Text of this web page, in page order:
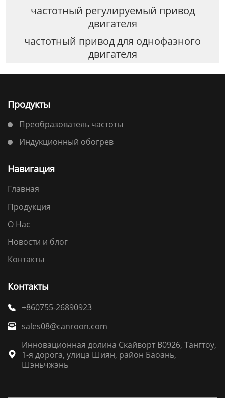
частотный регулируемый привод
двигателя
частотный привод для однофазного
двигателя
Продукты
Преобразователь частоты
Индукционный обогрев
Навигация
Главная
Продукция
О Нас
Новости и блог
Контакты
Контакты
 +860755-26890923
 sales08@canroon.com

Инновационная долина Скайворт B0926, Тангтоу,
1-я дорога, улица Шиян, район Баоань,
Шэньчжэнь